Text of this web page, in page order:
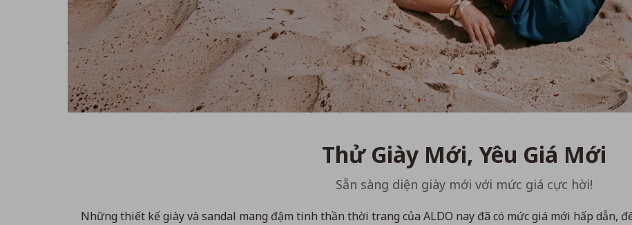
Thử Giày Mới, Yêu Giá Mới
Sẵn sàng diện giày mới với mức giá cực hời!
Những thiết kế giày và sandal mang đậm tinh thần thời trang của ALDO nay đã có mức giá mới hấp dẫn,